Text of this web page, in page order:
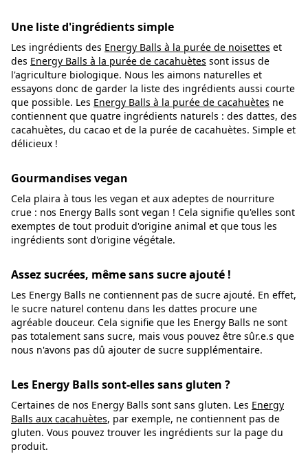
Une liste d'ingrédients simple
Les ingrédients des Energy Balls à la purée de noisettes et
des Energy Balls à la purée de cacahuètes sont issus de
l'agriculture biologique. Nous les aimons naturelles et
essayons donc de garder la liste des ingrédients aussi courte
que possible. Les Energy Balls à la purée de cacahuètes ne
contiennent que quatre ingrédients naturels : des dattes, des
cacahuètes, du cacao et de la purée de cacahuètes. Simple et
délicieux !
Gourmandises vegan
Cela plaira à tous les vegan et aux adeptes de nourriture
crue : nos Energy Balls sont vegan ! Cela signifie qu'elles sont
exemptes de tout produit d'origine animal et que tous les
ingrédients sont d'origine végétale.
Assez sucrées, même sans sucre ajouté !
Les Energy Balls ne contiennent pas de sucre ajouté. En effet,
le sucre naturel contenu dans les dattes procure une
agréable douceur. Cela signifie que les Energy Balls ne sont
pas totalement sans sucre, mais vous pouvez être sûr.e.s que
nous n'avons pas dû ajouter de sucre supplémentaire.
Les Energy Balls sont-elles sans gluten ?
Certaines de nos Energy Balls sont sans gluten. Les Energy
Balls aux cacahuètes, par exemple, ne contiennent pas de
gluten. Vous pouvez trouver les ingrédients sur la page du
produit.